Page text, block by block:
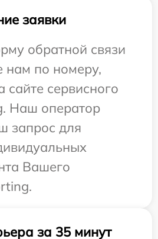
заявки
обратной связи
нам по номеру,
сайте сервисного
Наш оператор
запрос для
Вашего
за 35 минут